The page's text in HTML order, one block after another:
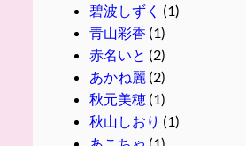
碧波しずく (1)
青山彩香 (1)
赤名いと (2)
あかね麗 (2)
秋元美穂(1)
秋山しおり (1)
あこちゃ (1)